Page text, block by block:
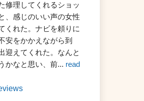
修理してくれるショッ
、感じのいい声の女性
くれた。ナビを頼りに
安をかかえながら到
迎えてくれた。なんと
かなと思い、前... read